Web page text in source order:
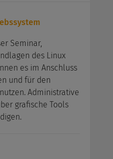
Seminar,
des Linux
es im Anschluss
und für den
Administrative
grafische Tools